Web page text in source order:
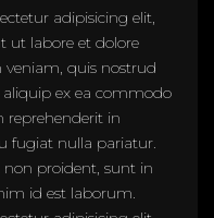
adipisicing elit,
ut labore et dolore
quis nostrud
ex ea commodo
reprehenderit in
fugiat nulla pariatur.
non proident, sunt in
id est laborum.